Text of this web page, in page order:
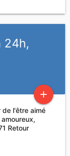
24h,
add
de l'être aimé
Retour